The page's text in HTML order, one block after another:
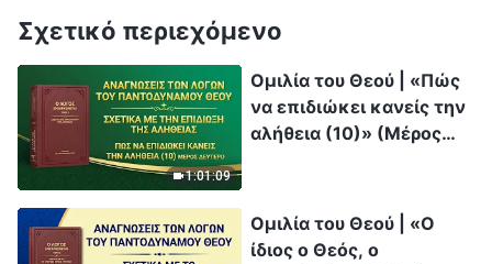
Σχετικό περιεχόμενο
1:01:09
Ομιλία του Θεού | «Πώς
να επιδιώκει κανείς την
αλήθεια (10)» (Μέρος
Ομιλία του Θεού | «Ο
ίδιος ο Θεός, ο